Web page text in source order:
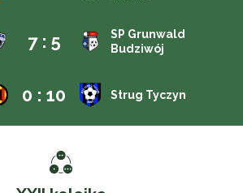
7 : 5
SP Grunwald
Budziwój
0 : 10 Strug Tyczyn